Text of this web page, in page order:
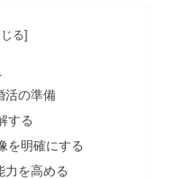
活の準備
する
を明確にする
力を高める